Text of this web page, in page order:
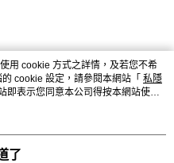
用 cookie 方式之詳情，及若您不希
cookie 設定，請參閱本網站「 私隱
即表示您同意本公司得按本網站使用
了